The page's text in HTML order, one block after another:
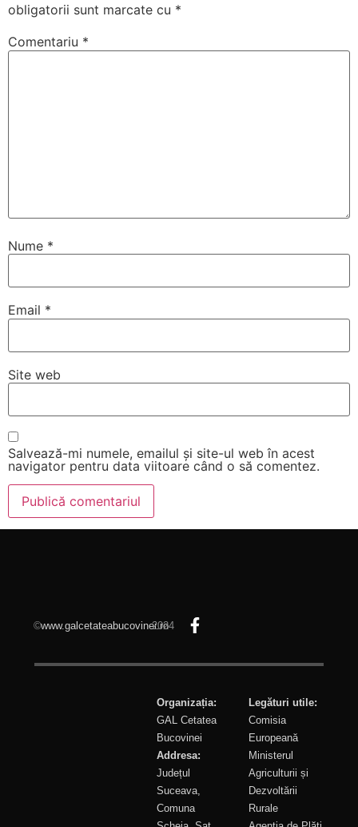
obligatorii sunt marcate cu *
Comentariu *
Nume *
Email *
Site web
Salvează-mi numele, emailul și site-ul web în acest
navigator pentru data viitoare când o să comentez.
©www.galcetateabucovinei.ro
2024
Organizația:
GAL Cetatea
Bucovinei
Addresa:
Județul
Suceava,
Comuna
Legături utile:
Comisia
Europeană
Ministerul
Agriculturii și
Dezvoltării
Rurale